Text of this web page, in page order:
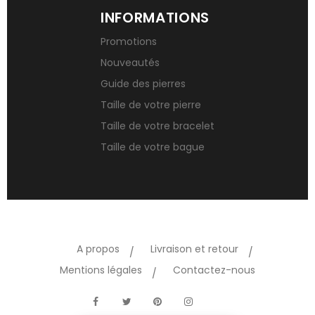
INFORMATIONS
Promotions
Nouveautés
Guide des pierres
Taille de votre pierre
Taille de votre bracelet
Taille de votre bague
A propos
Livraison et retour
Mentions légales
Contactez-nous
FacebookTwitter Pinterest